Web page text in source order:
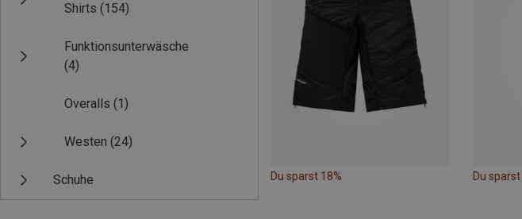
Shirts (154)
Funktionsunterwäsche
(4)
Overalls (1)
Westen (24)
Schuhe Du sparst 18% Du sparst